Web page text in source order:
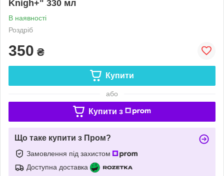
Knigh+" 330 мл
В наявності
Роздріб
350 ₴
Купити
або
Купити з
Що таке купити з Пром?
Замовлення під захистом
Доступна доставка